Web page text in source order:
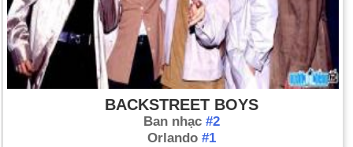
BACKSTREET BOYS
Ban nhạc #2
Orlando #1